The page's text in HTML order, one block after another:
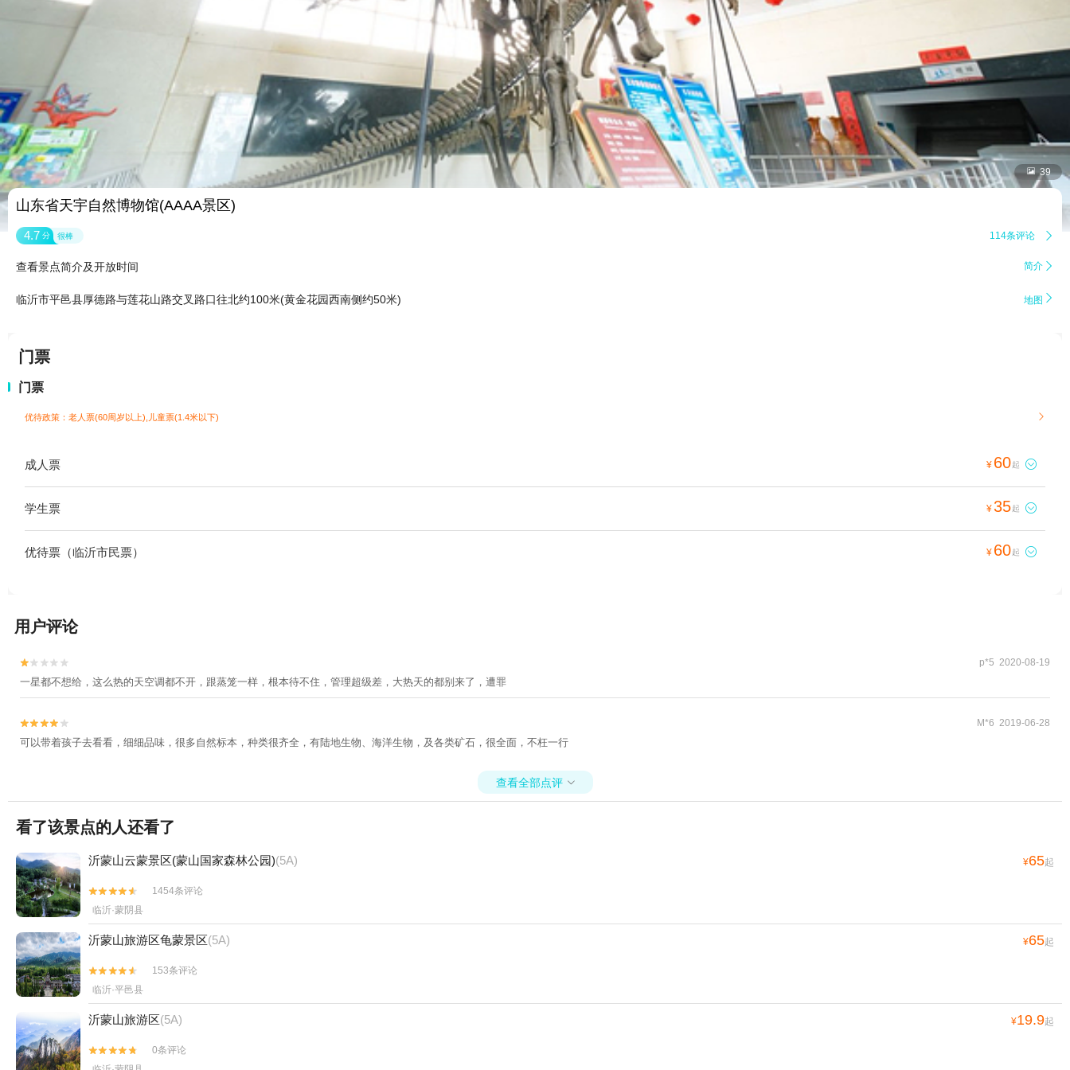
 39
山东省天宇自然博物馆(AAAA景区)
4.7 分 很棒 114条评论 
查看景点简介及开放时间 简介 
临沂市平邑县厚德路与莲花山路交叉路口往北约100米(黄金花园西南侧约50米) 地图 
门票
门票
优待政策：老人票(60周岁以上),儿童票(1.4米以下) 
成人票 ¥ 60起 
学生票 ¥35起 
优待票（临沂市民票） ¥ 60起 
用户评论

 p*5 2020-08-19
一星都不想给，这么热的天空调都不开，跟蒸笼一样，根本待不住，管理超级差，大热天的都别来了，遭罪

 M*6 2019-06-28
可以带着孩子去看看，细细品味，很多自然标本，种类很齐全，有陆地生物、海洋生物，及各类矿石，很全面，不枉一行
查看全部点评 
看了该景点的人还看了
沂蒙山云蒙景区(蒙山国家森林公园)(5A) ¥65起


1454条评论
临沂·蒙阴县
沂蒙山旅游区龟蒙景区(5A) ¥65起


153条评论
临沂·平邑县
沂蒙山旅游区(5A) ¥19.9起


0条评论